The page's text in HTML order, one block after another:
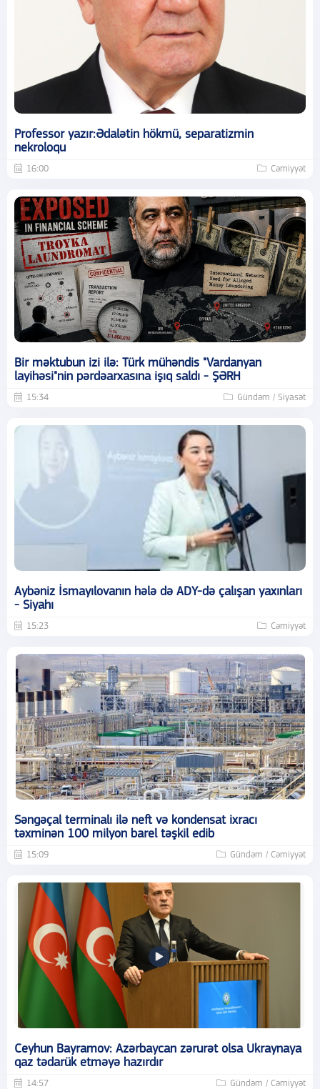
Professor yazır:Ədalətin hökmü, separatizmin
nekroloqu
16:00 Cəmiyyət
Bir məktubun izi ilə: Türk mühəndis "Vardanyan
layihəsi"nin pərdəarxasına işıq saldı - ŞƏRH
15:34 Gündəm / Siyasət
Aybəniz İsmayılovanın hələ də ADY-də çalışan yaxınları
- Siyahı
15:23 Cəmiyyət
Səngəçal terminalı ilə neft və kondensat ixracı
təxminən 100 milyon barel təşkil edib
15:09 Gündəm / Cəmiyyət
Ceyhun Bayramov: Azərbaycan zərurət olsa Ukraynaya
qaz tədarük etməyə hazırdır
14:57 Gündəm / Cəmiyyət